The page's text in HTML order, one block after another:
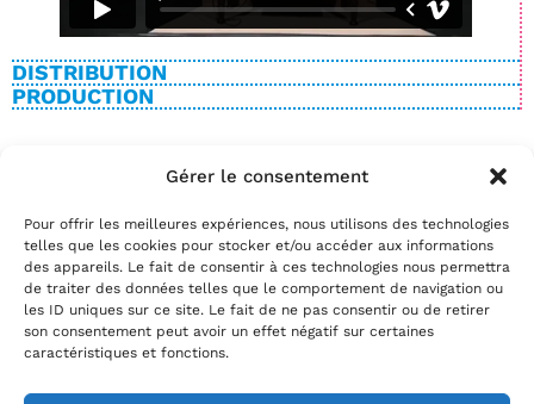
Gérer le consentement
Pour offrir les meilleures expériences, nous utilisons des technologies
telles que les cookies pour stocker et/ou accéder aux informations
des appareils. Le fait de consentir à ces technologies nous permettra
de traiter des données telles que le comportement de navigation ou
les ID uniques sur ce site. Le fait de ne pas consentir ou de retirer
son consentement peut avoir un effet négatif sur certaines
caractéristiques et fonctions.
DISTRIBUTION
PRODUCTION
Date(s)
Réservez
par téléphone au02.35.29.22.81
par mailinfo@theatrelepassage.fr